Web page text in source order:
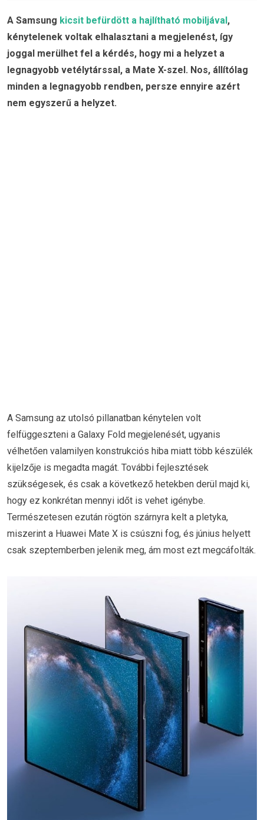
A Samsung kicsit befürdött a hajlítható mobiljával ,
kénytelenek voltak elhalasztani a megjelenést, így
joggal merülhet fel a kérdés, hogy mi a helyzet a
legnagyobb vetélytárssal, a Mate X-szel. Nos, állítólag
minden a legnagyobb rendben, persze ennyire azért
nem egyszerű a helyzet.
A Samsung az utolsó pillanatban kénytelen volt
felfüggeszteni a Galaxy Fold megjelenését, ugyanis
vélhetően valamilyen konstrukciós hiba miatt több készülék
kijelzője is megadta magát. További fejlesztések
szükségesek, és csak a következő hetekben derül majd ki,
hogy ez konkrétan mennyi időt is vehet igénybe.
Természetesen ezután rögtön szárnyra kelt a pletyka,
miszerint a Huawei Mate X is csúszni fog, és június helyett
csak szeptemberben jelenik meg, ám most ezt megcáfolták.